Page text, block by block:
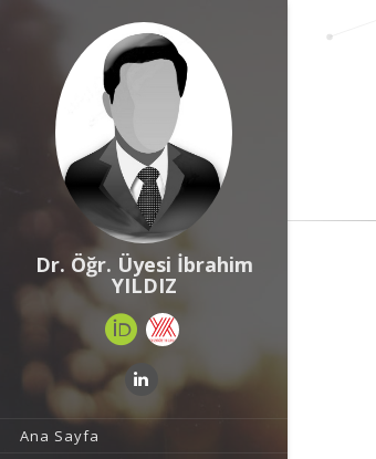
Dr. Öğr. Üyesi İbrahim
YILDIZ
Ana Sayfa